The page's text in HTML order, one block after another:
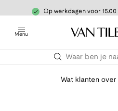
Op werkdagen voor
Menu
Wat klanten over